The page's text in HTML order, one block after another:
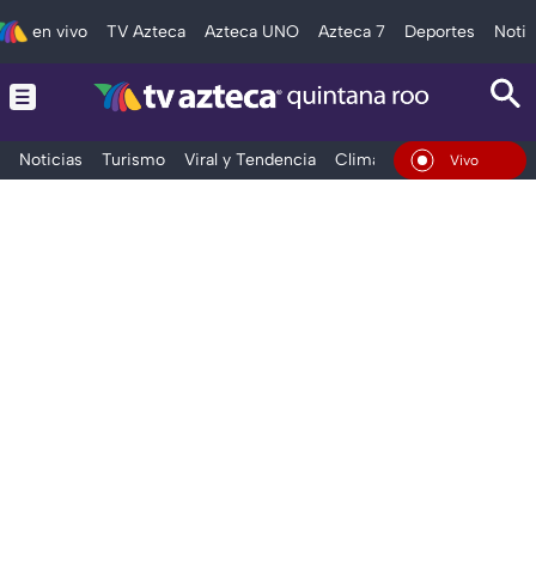
en vivo TV Azteca Azteca UNO Azteca 7 Deportes
Noticias Turismo Viral y Tendencia Clima Tráfico
En Vivo